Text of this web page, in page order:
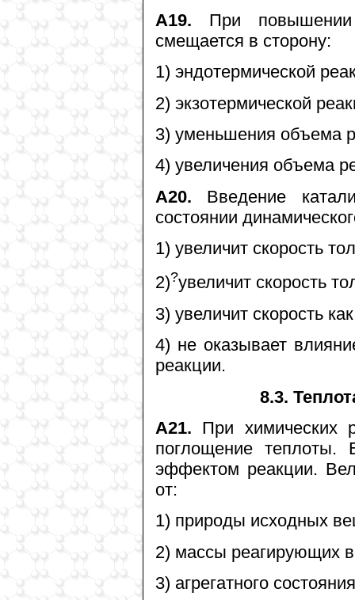
А19. При повышении
смещается в сторону:
1) эндотермической
2) экзотермической
3) уменьшения объема
4) увеличения объема
А20. Введение
состоянии
1) увеличит скорость
2)?увеличит скорость
3) увеличит скорость
4) не оказывает
реакции.
8.3.
А21. При химических
поглощение теплоты.
эффектом реакции.
от:
1) природы исходных
2) массы реагирующих
3) агрегатного